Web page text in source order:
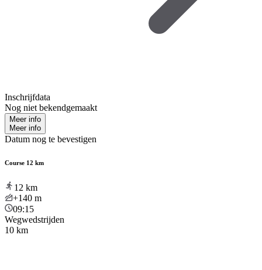
Inschrijfdata
Nog niet bekendgemaakt
Meer info
Meer info
Datum nog te bevestigen
Course 12 km
12 km
+140 m
09:15
Wegwedstrijden
10 km